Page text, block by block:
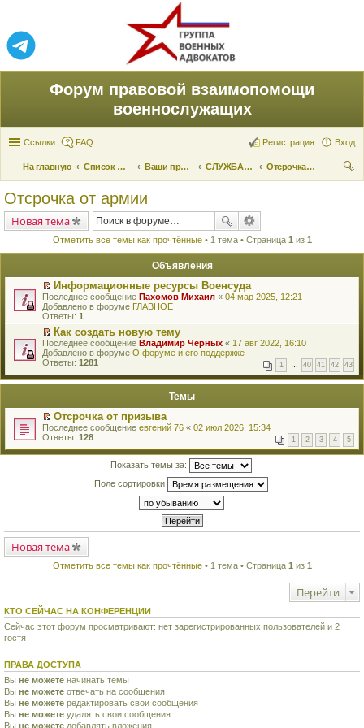
Форум правовой взаимопомощи
военнослужащих
Ссылки FAQ Вход
Регистрация
На главную Список форумов Ваши права и их реализация СЛУЖБА ПО ПРИЗЫВУ
Отсрочка от армии
Отсрочка от армии
Новая тема
Отметить все темы как прочтённые• 1 тема • Страница 1 из 1
Объявления
П
е
р
е
й
т
и
к
е
о
м
у
н
е
н
о
м
у
б
щ
е
Информационные ресурсы Военсуда
Последнее сообщение Пахомов Михаил « 04 мар 2025, 12:21
Добавлено в форуме ГЛАВНОЕ
Ответы: 1
П
е
р
й
к
п
е
р
в
о
ч
и
т
а
у
с
о
щ
е
н
и
ю
Как создать новую тему
Последнее сообщение Владимир Черных « 17 авг 2022, 16:10
Добавлено в форуме О форуме и его поддержке
Ответы: 1281 1 … 40 41 42 43
Темы
П
е
е
в
м
у
н
о
ч
и
н
о
м
у
с
о
Отсрочка от призыва
Последнее сообщение евгений 76 « 02 июл 2026, 15:34
Ответы: 128 1 2 3 4 5
Показать темы за:
Поле сортировки
Новая тема
Отметить все темы как прочтённые• 1 тема • Страница 1 из 1
Перейти
КТО СЕЙЧАС НА КОНФЕРЕНЦИИ
Сейчас этот форум просматривают: нет зарегистрированных пользователей и 2
гостя
ПРАВА ДОСТУПА
Вы не можете начинать темы
Вы не можете отвечать на сообщения
Вы не можете редактировать свои сообщения
Вы не можете удалять свои сообщения
Вы не можете добавлять вложения